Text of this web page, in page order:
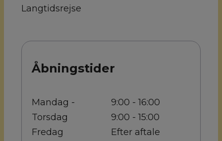
Langtidsrejse
Åbningstider
Mandag -
Torsdag
Fredag
9:00 - 16:00
9:00 - 15:00
Efter aftale